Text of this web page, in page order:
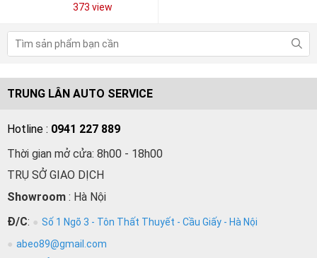
373 view
TRUNG LÂN AUTO SERVICE
Hotline : 0941 227 889
Thời gian mở cửa: 8h00 - 18h00
TRỤ SỞ GIAO DỊCH
Showroom : Hà Nội
Đ/C:
Số 1 Ngõ 3 - Tôn Thất Thuyết - Cầu Giấy - Hà Nội
abeo89@gmail.com